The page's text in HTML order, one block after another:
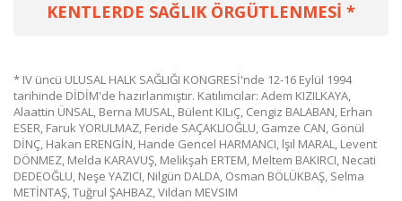
KENTLERDE SAĞLIK ÖRGÜTLENMESİ *
* IV üncü ULUSAL HALK SAĞLIĞI KONGRESİ'nde 12-16 Eylül 1994
tarihinde DİDİM'de hazırlanmıştır. Katılımcılar: Adem KIZILKAYA,
Alaattin ÜNSAL, Berna MUSAL, Bülent KILıÇ, Cengiz BALABAN, Erhan
ESER, Faruk YORULMAZ, Feride SAÇAKLIOĞLU, Gamze CAN, Gönül
DİNÇ, Hakan ERENGİN, Hande Gencel HARMANCI, lşıl MARAL, Levent
DÖNMEZ, Melda KARAVUŞ, Melikşah ERTEM, Meltem BAKIRCI, Necati
DEDEOĞLU, Neşe YAZICI, Nilgün DALDA, Osman BÖLÜKBAŞ, Selma
METİNTAŞ, Tuğrul ŞAHBAZ, Vildan MEVSIM